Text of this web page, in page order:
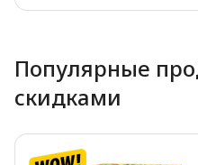
Популярные
скидками